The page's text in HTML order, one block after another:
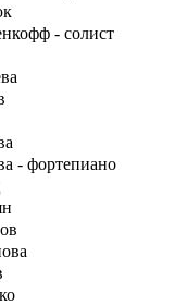
- солист
- фортепиано